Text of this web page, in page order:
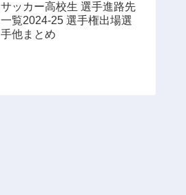
サッカー高校生 選手進路先
一覧2024-25 選手権出場選
手他まとめ